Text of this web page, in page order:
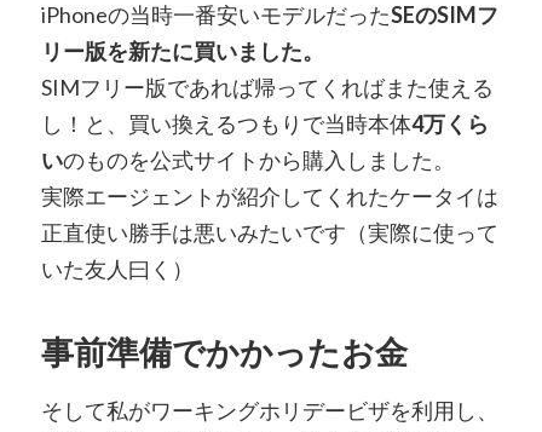
iPhoneの当時一番安いモデルだったSEのSIMフ
リー版を新たに買いました。
SIMフリー版であれば帰ってくればまた使える
し！と、買い換えるつもりで当時本体4万くら
いのものを公式サイトから購入しました。
実際エージェントが紹介してくれたケータイは
正直使い勝手は悪いみたいです（実際に使って
いた友人曰く）
事前準備でかかったお金
そして私がワーキングホリデービザを利用し、